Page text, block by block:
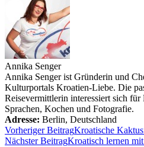
Annika Senger
Annika Senger ist Gründerin und
Kulturportals Kroatien-Liebe. Die
Reisevermittlerin interessiert sich
Sprachen, Kochen und Fotografie.
Adresse: Berlin, Deutschland
Vorheriger BeitragKroatische
Nächster BeitragKroatisch lernen